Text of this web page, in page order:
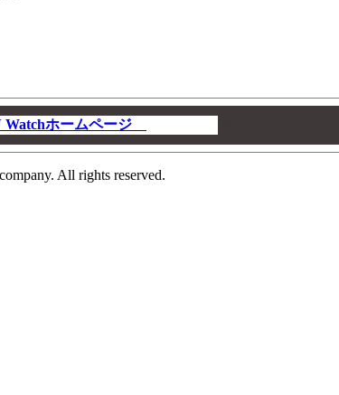
ホームページ
All rights reserved.